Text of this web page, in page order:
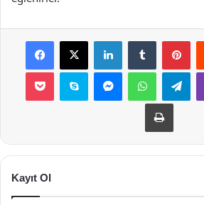
Facebook
X LinkedInTumblr
Pocket Skype MessengerWhatsApp
Yazdır
Kayıt Ol